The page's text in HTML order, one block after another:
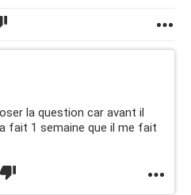
la question car avant il
fait 1 semaine que il me fait